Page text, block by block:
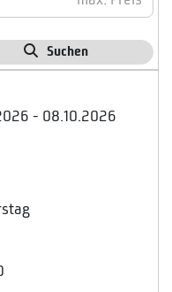
Suchen
- 08.10.2026